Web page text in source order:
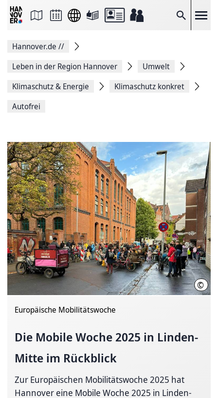
Suche
Seite
Facebook
teilen
Seitenlink
Seite
Hannover.de //
Leben in der Region Hannover
Umwelt
Klimaschutz & Energie
Klimaschutz konkret
Autofrei
© LHH
Europäische Mobilitätswoche
Die Mobile Woche 2025 in Linden-
Mitte im Rückblick
Zur Europäischen Mobilitätswoche 2025 hat
Hannover eine Mobile Woche 2025 in Linden-